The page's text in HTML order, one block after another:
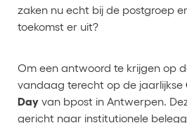
zaken nu echt bij de postgroep
toekomst er uit?
Om een antwoord te krijgen op
vandaag terecht op de jaarlijkse
Day van bpost in Antwerpen.
gericht naar institutionele